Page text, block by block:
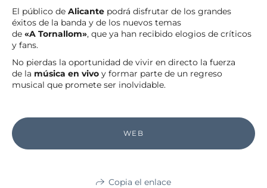
El público de Alicante podrá disfrutar de los grandes
éxitos de la banda y de los nuevos temas
de «A Tornallom», que ya han recibido elogios de críticos
y fans.
No pierdas la oportunidad de vivir en directo la fuerza
de la música en vivo y formar parte de un regreso
musical que promete ser inolvidable.
WEB
Copia el enlace